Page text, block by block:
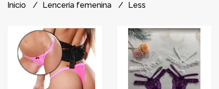
Inicio Lencería femenina Less